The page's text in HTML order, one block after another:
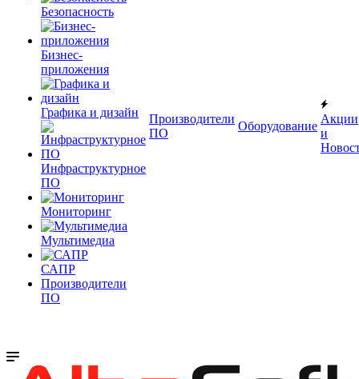
Безопасность
Бизнес-
приложения
Графика и дизайн
Инфраструктурное
ПО
Мониторинг
Мультимедиа
САПР
Производители
ПО
Производители
ПО
Оборудование
Акции
и